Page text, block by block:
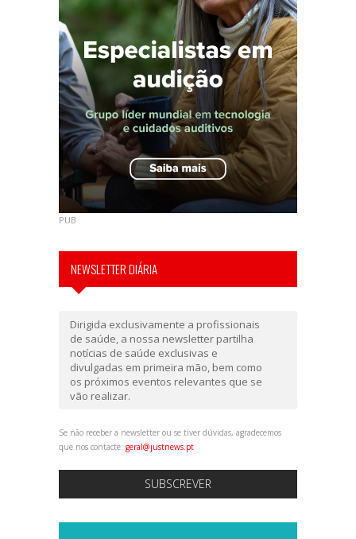
PUB
NEWSLETTER DIÁRIA
Dirigida exclusivamente a profissionais
de saúde, a nossa newsletter partilha
notícias de saúde exclusivas e
divulgadas em primeira mão, bem como
os próximos eventos relevantes que se
vão realizar.
Se não receber a newsletter ou se tiver dúvidas, agradecemos
que nos contacte: geral@justnews.pt
SUBSCREVER